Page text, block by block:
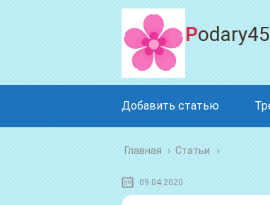
Добавить статью
Главная › Статьи
09.04.2020